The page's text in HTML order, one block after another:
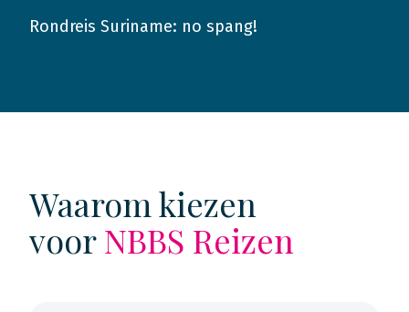
2016
Rondreis Suriname: no spang!
Waarom kiezen
voorNBBS Reizen